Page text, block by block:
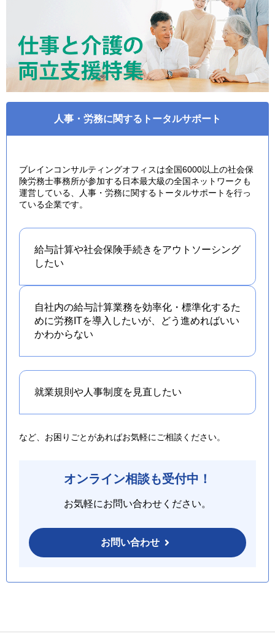
人事・労務に関するトータルサポート
ブレインコンサルティングオフィスは全国6000以上の社会保
険労務士事務所が参加する日本最大級の全国ネットワークも
運営している、人事・労務に関するトータルサポートを行っ
ている企業です。
給与計算や社会保険手続きをアウトソーシング
したい
自社内の給与計算業務を効率化・標準化するた
めに労務ITを導入したいが、どう進めればいい
かわからない
就業規則や人事制度を 見直したい
など、お困りごとがあればお気軽にご相談ください。
オンライン相談も受付中！
お気軽にお問い合わせください。
お問い合わせ